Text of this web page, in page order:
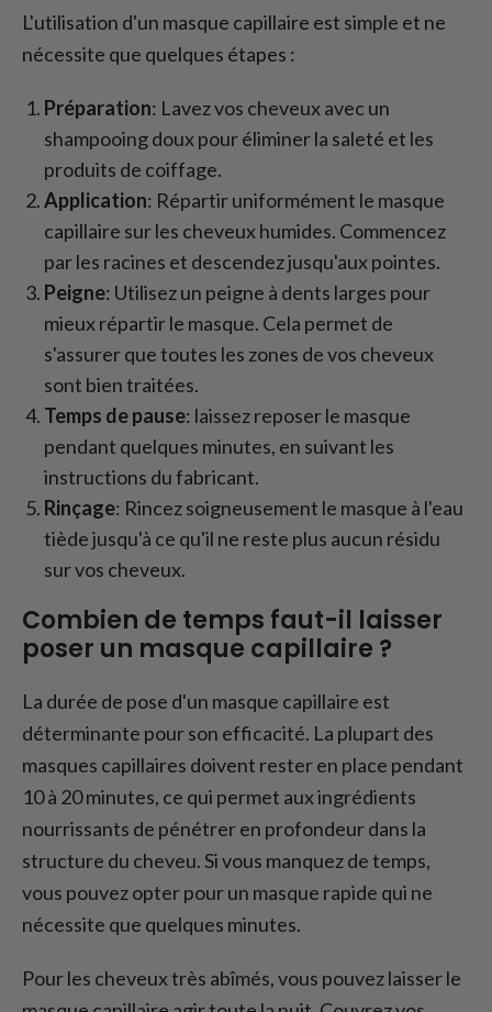
L'utilisation d'un masque capillaire est simple et ne
nécessite que quelques étapes :
Préparation: Lavez vos cheveux avec un
shampooing doux pour éliminer la saleté et les
produits de coiffage.
Application: Répartir uniformément le masque
capillaire sur les cheveux humides. Commencez
par les racines et descendez jusqu'aux pointes.
Peigne: Utilisez un peigne à dents larges pour
mieux répartir le masque. Cela permet de
s'assurer que toutes les zones de vos cheveux
sont bien traitées.
Temps de pause: laissez reposer le masque
pendant quelques minutes, en suivant les
instructions du fabricant.
Rinçage: Rincez soigneusement le masque à l'eau
tiède jusqu'à ce qu'il ne reste plus aucun résidu
sur vos cheveux.
Combien de temps faut-il laisser
poser un masque capillaire ?
La durée de pose d'un masque capillaire est
déterminante pour son efficacité. La plupart des
masques capillaires doivent rester en place pendant
10 à 20 minutes, ce qui permet aux ingrédients
nourrissants de pénétrer en profondeur dans la
structure du cheveu. Si vous manquez de temps,
vous pouvez opter pour un masque rapide qui ne
nécessite que quelques minutes.
Pour les cheveux très abîmés, vous pouvez laisser le